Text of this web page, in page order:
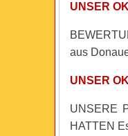
UNSER
aus
UNSER
UNSERE
HATTEN